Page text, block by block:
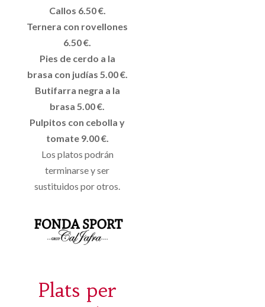
Callos 6.50 €.
Ternera con rovellones
6.50 €.
Pies de cerdo a la
brasa con judías 5.00 €.
Butifarra negra a la
brasa 5.00 €.
Pulpitos con cebolla y
tomate 9.00 €.
Los platos podrán
terminarse y ser
sustituidos por otros.
Plats per